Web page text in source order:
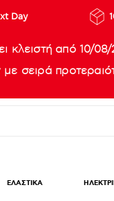
Day
κλειστή από 10/
σειρά
ΕΛΑΣΤΙΚΑ